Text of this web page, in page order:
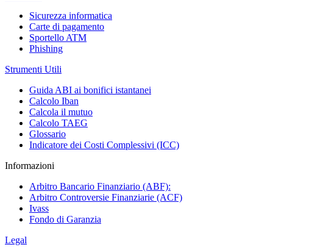
Sicurezza informatica
Carte di pagamento
Sportello ATM
Phishing
Strumenti Utili
Guida ABI ai bonifici istantanei
Calcolo Iban
Calcola il mutuo
Calcolo TAEG
Glossario
Indicatore dei Costi Complessivi (ICC)
Informazioni
Arbitro Bancario Finanziario (ABF):
Arbitro Controversie Finanziarie (ACF)
Ivass
Fondo di Garanzia
Legal